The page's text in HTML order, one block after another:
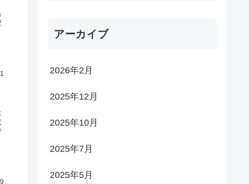
アーカイブ
2026年2月
2025年12月
2025年10月
2025年7月
2025年5月